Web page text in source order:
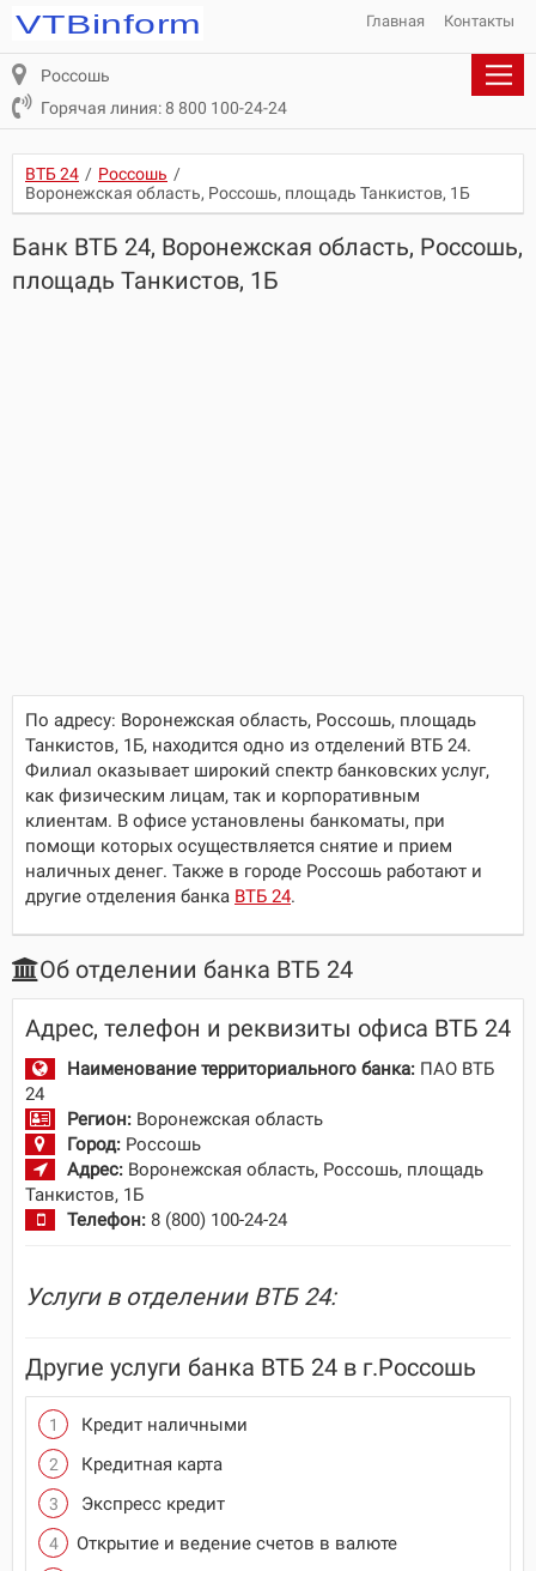
Главная Контакты
Россошь
Горячая линия: 8 800 100-24-24
ВТБ 24 / Россошь /
Воронежская область, Россошь, площадь Танкистов, 1Б
Банк ВТБ 24, Воронежская область, Россошь,
площадь Танкистов, 1Б
По адресу: Воронежская область, Россошь, площадь
Танкистов, 1Б, находится одно из отделений ВТБ 24.
Филиал оказывает широкий спектр банковских услуг,
как физическим лицам, так и корпоративным
клиентам. В офисе установлены банкоматы, при
помощи которых осуществляется снятие и прием
наличных денег. Также в городе Россошь работают и
другие отделения банка ВТБ 24.
Об отделении банка ВТБ 24
Адрес, телефон и реквизиты офиса ВТБ 24
Наименование территориального банка: ПАО ВТБ
24
Регион: Воронежская область
Город: Россошь
Адрес: Воронежская область, Россошь, площадь
Танкистов, 1Б
Телефон: 8 (800) 100-24-24
Услуги в отделении ВТБ 24:
Другие услуги банка ВТБ 24 в г.Россошь
Кредит наличными
Кредитная карта
Экспресс кредит
Открытие и ведение счетов в валюте